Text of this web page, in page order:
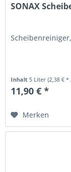
SONAX
Inhalt5 Liter(2,38 €
11,90 € *
Merken